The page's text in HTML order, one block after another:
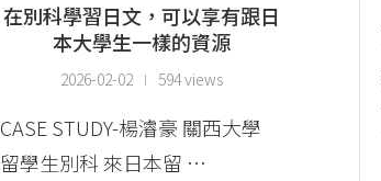
在別科學習日文，可以享有跟日
本大學生一樣的資源
2026-02-02 594 views
CASE STUDY-楊濬豪 關西大學
留學生別科 來日本留 …